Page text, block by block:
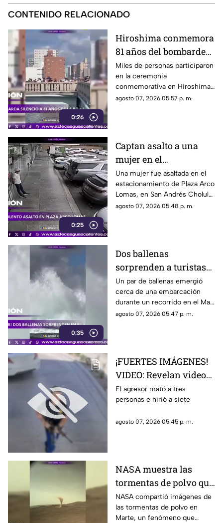
CONTENIDO RELACIONADO
0:26
Hiroshima conmemora
81 años del bombardeo
atómico con un minuto
de silencio
Miles de personas participaron
en la ceremonia
conmemorativa en Hiroshima,
donde se recordó a las
agosto 07, 2026 05:57 p. m.
0:25
Captan asalto a una
mujer en el
estacionamiento de
Plaza Arco Lomas
Una mujer fue asaltada en el
estacionamiento de Plaza Arco
Lomas, en San Andrés Cholula.
El ataque quedó registrado por
agosto 07, 2026 05:48 p. m.
0:35
Dos ballenas
sorprenden a turistas
durante avistamiento
en el Mar de Cortés
Un par de ballenas emergió
cerca de una embarcación
durante un recorrido en el Mar
de Cortés. El avistamiento fue
agosto 07, 2026 05:47 p. m.
¡FUERTES IMÁGENES!
VIDEO: Revelan videos
de seguridad del tiroteo
realizado en famosa
hamburguesas en
El agresor mató a tres
personas e hirió a siete
agosto 07, 2026 05:45 p. m.
NASA muestra las
tormentas de polvo que
cubren Marte
NASA compartió imágenes de
las tormentas de polvo en
Marte, un fenómeno que